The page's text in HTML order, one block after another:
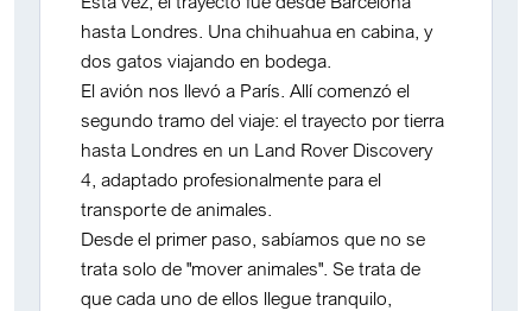
hasta Londres. Unachihuahua en cabina, y
dos gatos viajando en bodega.
El avión nos llevó a París. Allí comenzó el
segundo tramo del viaje:el trayecto por tierra
hasta Londres en un Land Rover Discovery
4, adaptado profesionalmente para el
transporte de animales.
Desde el primer paso, sabíamos que no se
trata solo de "mover animales". Se trata de
que cada uno de ellos llegue tranquilo,